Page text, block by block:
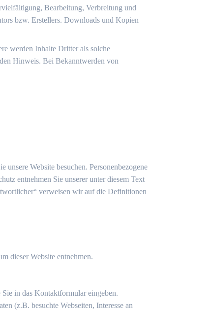
Bearbeitung, Verbreitung und
bzw. Erstellers. Downloads und Kopien
werden Inhalte Dritter als solche
Hinweis. Bei Bekanntwerden von
Website besuchen. Personenbezogene
entnehmen Sie unserer unter diesem Text
verweisen wir auf die Definitionen
dieser Website entnehmen.
in das Kontaktformular eingeben.
(z.B. besuchte Webseiten, Interesse an